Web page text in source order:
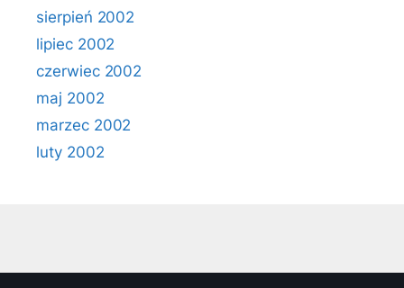
sierpień 2002
lipiec 2002
czerwiec 2002
maj 2002
marzec 2002
luty 2002